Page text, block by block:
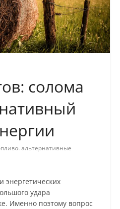
солома
альтернативные
энергетических
удара
Именно поэтому вопрос